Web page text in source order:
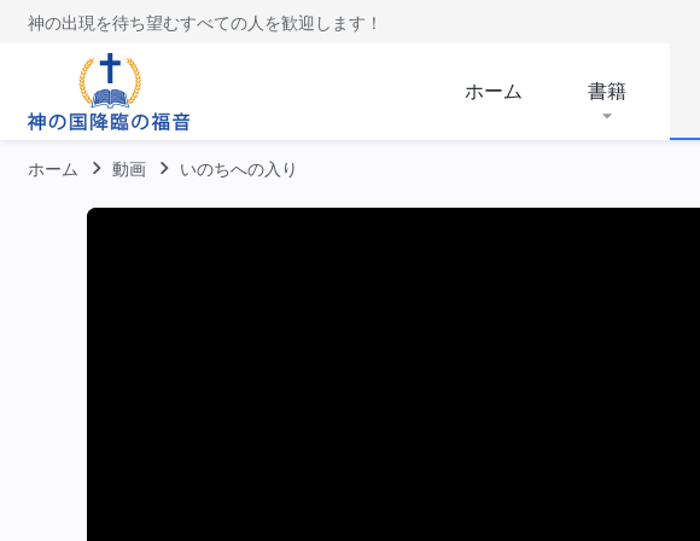
神の出現を待ち望むすべての人を歓迎します！
ホーム 書籍
ホーム 動画 いのちへの入り